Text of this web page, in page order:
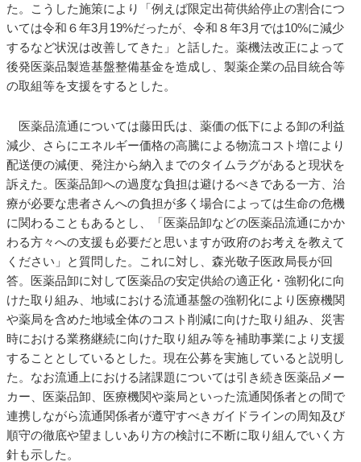
た。こうした施策により「例えば限定出荷供給停止の割合につ
いては令和６年3月19%だったが、令和８年3月では10%に減少
するなど状況は改善してきた」と話した。薬機法改正によって
後発医薬品製造基盤整備基金を造成し、製薬企業の品目統合等
の取組等を支援をするとした。
医薬品流通については藤田氏は、薬価の低下による卸の利益
減少、さらにエネルギー価格の高騰による物流コスト増により
配送便の減便、発注から納入までのタイムラグがあると現状を
訴えた。医薬品卸への過度な負担は避けるべきである一方、治
療が必要な患者さんへの負担が多く場合によっては生命の危機
に関わることもあるとし、「医薬品卸などの医薬品流通にかか
わる方々への支援も必要だと思いますが政府のお考えを教えて
ください」と質問した。これに対し、森光敬子医政局長が回
答。医薬品卸に対して医薬品の安定供給の適正化・強靭化に向
けた取り組み、地域における流通基盤の強靭化により医療機関
や薬局を含めた地域全体のコスト削減に向けた取り組み、災害
時における業務継続に向けた取り組み等を補助事業により支援
することとしているとした。現在公募を実施していると説明し
た。なお流通上における諸課題については引き続き医薬品メー
カー、医薬品卸、医療機関や薬局といった流通関係者との間で
連携しながら流通関係者が遵守すべきガイドラインの周知及び
順守の徹底や望ましいあり方の検討に不断に取り組んでいく方
針も示した。